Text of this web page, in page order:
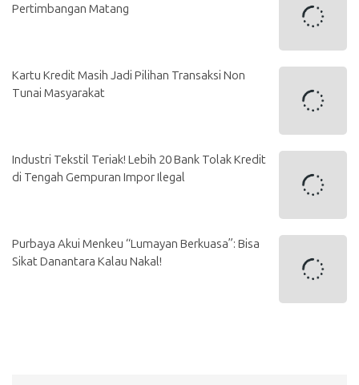
Pertimbangan Matang
Kartu Kredit Masih Jadi Pilihan Transaksi Non
Tunai Masyarakat
Industri Tekstil Teriak! Lebih 20 Bank Tolak Kredit
di Tengah Gempuran Impor Ilegal
Purbaya Akui Menkeu “Lumayan Berkuasa”: Bisa
Sikat Danantara Kalau Nakal!